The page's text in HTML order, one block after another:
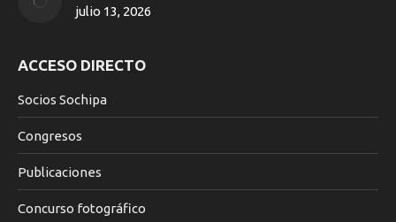
julio 13, 2026
ACCESO DIRECTO
Socios Sochipa
Congresos
Publicaciones
Concurso fotográfico